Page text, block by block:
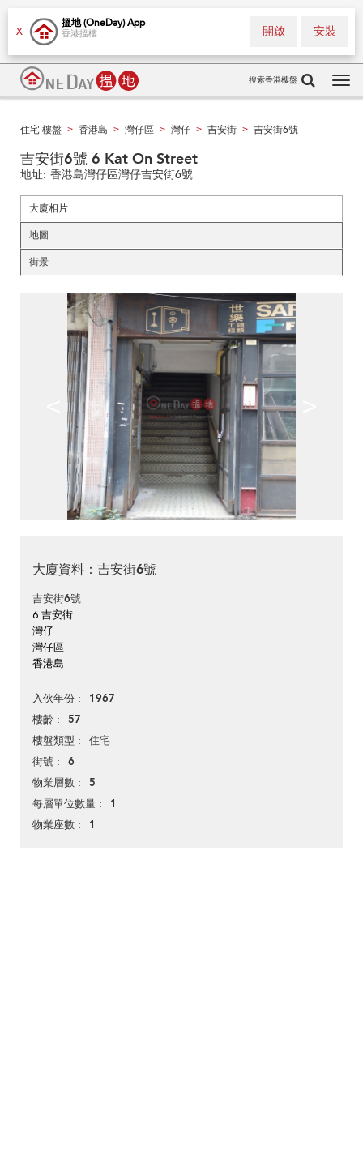
X
搵地 (OneDay) App
香港搵樓 安裝
開啟
搜索香港樓盤
住宅 樓盤 > 香港島 > 灣仔區 > 灣仔 > 吉安街 > 吉安街6號
吉安街6號 6 Kat On Street
地址: 香港島灣仔區灣仔吉安街6號
大廈相片
地圖
街景
大廈資料：吉安街6號
吉安街6號
6 吉安街
灣仔
灣仔區
香港島
入伙年份 1967
樓齡 57
樓盤類型 住宅
街號 6
物業層數 5
每層單位數量 1
物業座數 1